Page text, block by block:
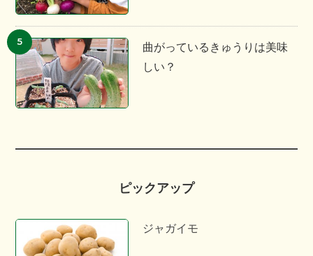
曲がっているきゅうりは美味
しい？
ピックアップ
ジャガイモ